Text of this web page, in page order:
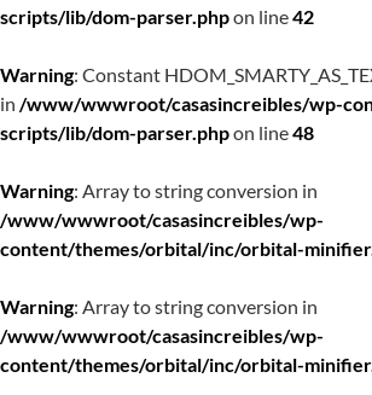
scripts/lib/dom-parser.phpon line42
Warning: Constant
in /www/wwwroot/casasincreibles/wp-
scripts/lib/dom-parser.phpon line48
Warning: Array to string conversion in
/www/wwwroot/casasincreibles/wp-
content/themes/orbital/inc/orbital-
Warning: Array to string conversion in
/www/wwwroot/casasincreibles/wp-
content/themes/orbital/inc/orbital-